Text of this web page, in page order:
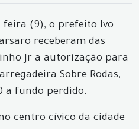
feira (9), o prefeito Ivo
receberam das
Jr a autorização para
Sobre Rodas,
a fundo perdido.
centro cívico da cidade